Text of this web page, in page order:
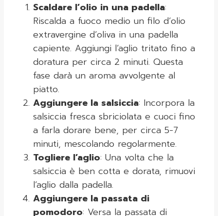
Scaldare l’olio in una padella:
Riscalda a fuoco medio un filo d’olio
extravergine d’oliva in una padella
capiente. Aggiungi l’aglio tritato fino a
doratura per circa 2 minuti. Questa
fase darà un aroma avvolgente al
piatto.
Aggiungere la salsiccia: Incorpora la
salsiccia fresca sbriciolata e cuoci fino
a farla dorare bene, per circa 5-7
minuti, mescolando regolarmente.
Togliere l’aglio: Una volta che la
salsiccia è ben cotta e dorata, rimuovi
l’aglio dalla padella.
Aggiungere la passata di
pomodoro: Versa la passata di